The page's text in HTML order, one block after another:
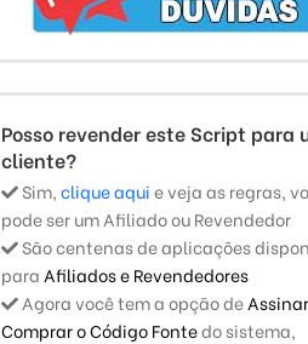
Posso revender este Script para
cliente?
Sim,clique aquie veja as regras,
pode ser um Afiliado ou Revendedor
São centenas de aplicações
para Afiliados e Revendedores
Agora você tem a opção deAssinar
Comprar o Código Fontedo sistema,